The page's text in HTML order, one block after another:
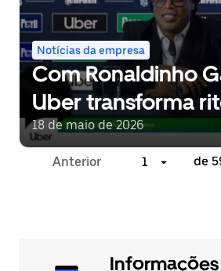
Notícias da empresa
Com Ronaldinho
Uber transforma
em plataforma de
lançamento de
18 de maio de 2026
Anterior 1 de